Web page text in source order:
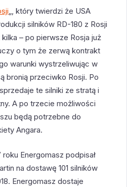
„, który twierdzi że USA
silników RD-180 z Rosji
– po pierwsze Rosja już
o tym że zerwą kontrakt
warunki wystrzeliwując w
bronią przeciwko Rosji. Po
te silniki ze stratą i
A po trzecie możliwości
będą potrzebne do
Angara.
Energomasz podpisał
na dostawę 101 silników
Energomasz dostaje